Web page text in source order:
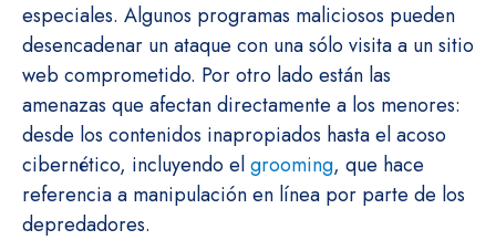
especiales. Algunos programas maliciosos pueden
desencadenar un ataque con una sólo visita a un sitio
web comprometido. Por otro lado están las
amenazas que afectan directamente a los menores:
desde los contenidos inapropiados hasta el acoso
cibernético, incluyendo elgrooming, que hace
referencia a manipulación en línea por parte de los
depredadores.